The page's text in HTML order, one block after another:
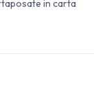
in carta